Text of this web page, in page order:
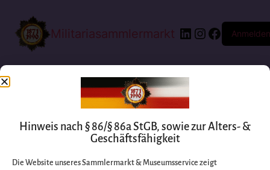
Militariasammlermarkt Anmelden
Hinweis nach § 86/§ 86a StGB, sowie zur Alters- &
Geschäftsfähigkeit
Die Website unseres Sammlermarkt & Museumsservice zeigt